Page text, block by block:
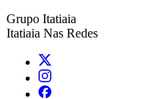
Grupo Itatiaia
Itatiaia Nas Redes